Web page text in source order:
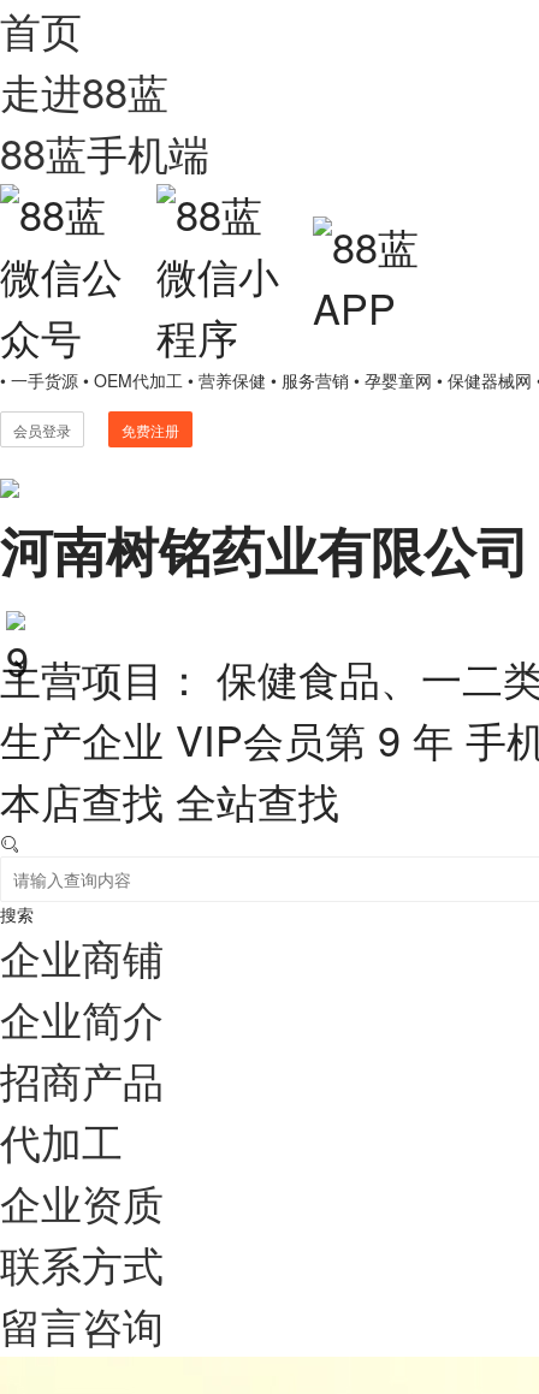
首页
走进88蓝
88蓝手机端
• 一手货源 • OEM代加工 • 营养保健 • 服务营销 • 孕婴童网 • 保健器械网
会员登录 免费注册
河南树铭药业有限公司
主营项目： 保健食品、一二
生产企业 VIP会员第 9 年 手
本店查找 全站查找
搜索
企业商铺
企业简介
招商产品
代加工
企业资质
联系方式
留言咨询